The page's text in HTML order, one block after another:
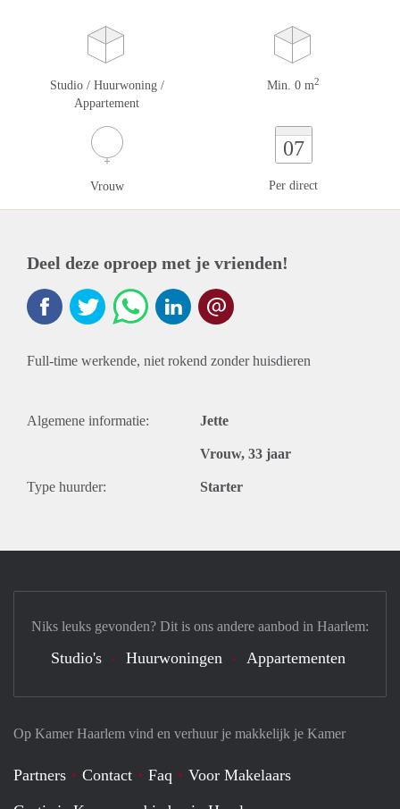
Studio / Huurwoning /
Appartement
Min. 0 m2
Vrouw
07
Per direct
Deel deze oproep met je vrienden!
Full-time werkende, niet rokend zonder huisdieren
Algemene informatie: Jette
Vrouw, 33 jaar
Type huurder: Starter
Op Kamer Haarlem vind en verhuur je makkelijk je Kamer
Partners Contact Faq
Voor Makelaars
Niks leuks gevonden? Dit is ons andere aanbod in Haarlem:
Studio's Huurwoningen Appartementen